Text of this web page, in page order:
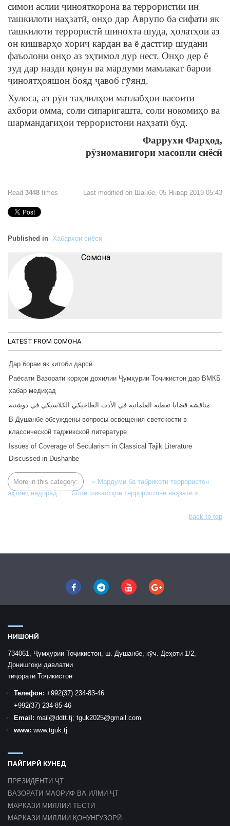
симои аслии ҷинояткорона ва террористии ин
ташкилоти наҳзатӣ, онҳо дар Аврупо ба сифати як
ташкилоти террористӣ шинохта шуда, ҳолатҳои аз
он кишварҳо хориҷ кардан ва ё дастгир шудани
фаъолони онҳо аз эҳтимол дур нест. Онҳо дер ё
зуд дар назди қонун ва мардуми мамлакат барои
ҷиноятҳояшон бояд ҷавоб гӯянд.
Хулоса, аз рӯи таҳлилҳои матлабҳои васоити
ахбори омма, соли сипаригашта, соли нокомиҳо ва
шармандагиҳои террористони наҳзатӣ буд.
Фаррухи Фарҳод,
рӯзноманигори масоили сиёсӣ
Read 3448 times Last modified on Шанбе, 05 Январ 2019 05:43
Published in Хабархои сиёси
Cомона
LATEST FROM CОМОНА
Дар бораи як китоби дарсӣ
Раёсати Вазорати корҳои дохилии Ҷумҳурии Тоҷикистон дар ВМКБ
хабар медиҳад
مناقشة قضايا تغطية العلمانية في الأدب الطاجيكي الكلاسيكي في دوشنبه
В Душанбе обсуждены вопросы освещения светскости в
классической таджикской литературе
Issues of Coverage of Secularism in Classical Tajik Literature
Discussed in Dushanbe
More in this category:
« Мардуми ба табрикоти террористон
эҳтиёҷ надорад
Соли шикастҳои террористони наҳзатӣ »
back to top
НИШОНӢ
734061, Ҷумҳурии Тоҷикистон, ш. Душанбе, кӯч. Деҳоти 1/2,
Донишгоҳи давлатии
тиҷорати Тоҷикистон
Телефон: +992(37) 234-83-46
+992(37) 234-85-46
Email: mail @ddtt.tj; tguk2025@gmail.com
www: www.tguk.tj
ПАЙГИРӢ КУНЕД
ПРЕЗИДЕНТИ ҶТ
ВАЗОРАТИ МАОРИФ ВА ИЛМИ ҶТ
МАРКАЗИ МИЛЛИИ ТЕСТӢ
МАРКАЗИ МИЛЛИИ ҚОНУНГУЗОРӢ